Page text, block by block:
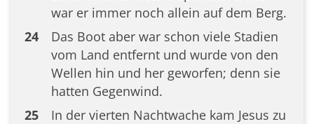
war er immer noch allein auf dem Berg.
24
Das Boot aber war schon viele Stadien
vom Land entfernt und wurde von den
Wellen hin und her geworfen; denn sie
hatten Gegenwind.
25
In der vierten Nachtwache kam Jesus zu